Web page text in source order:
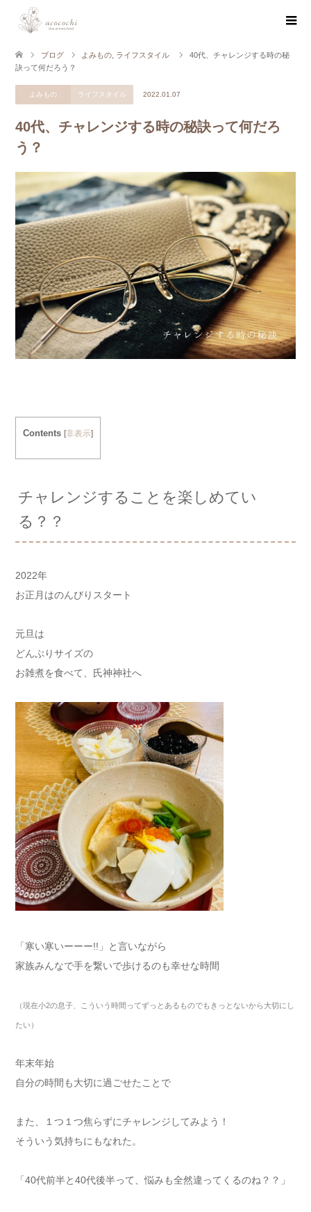
ブログ よみもの ライフスタイル
40代、チャレンジする時の秘
訣って何だろう？
よみもの ライフスタイル 2022.01.07
40代、チャレンジする時の秘訣って何だろ
う？
Contents [非表示]
チャレンジすることを楽しめてい
る？？
2022年
お正月はのんびりスタート
元旦は
どんぶりサイズの
お雑煮を食べて、氏神神社へ
「寒い寒いーーー!!」と言いながら
家族みんなで手を繋いで歩けるのも幸せな時間
（現在小2の息子、こういう時間ってずっとあるものでもきっとないから大切にし
たい）
年末年始
自分の時間も大切に過ごせたことで
また、１つ１つ焦らずにチャレンジしてみよう！
そういう気持ちにもなれた。
「40代前半と40代後半って、悩みも全然違ってくるのね？？」